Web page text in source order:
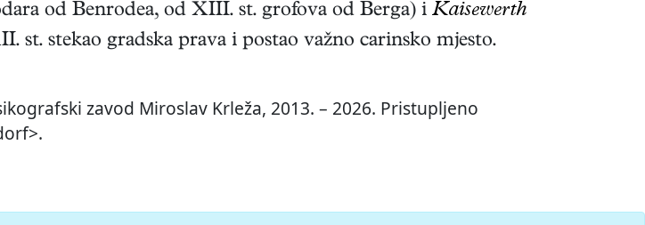
od Benrodea, od XIII. st. grofova od Berga) i Kaisewerth
st. stekao gradska prava i postao važno carinsko mjesto.
zavod Miroslav Krleža, 2013. – 2026. Pristupljeno